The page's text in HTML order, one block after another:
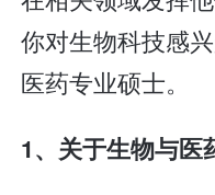
你对生物科技感
医药专业硕士。
1、关于生物与医